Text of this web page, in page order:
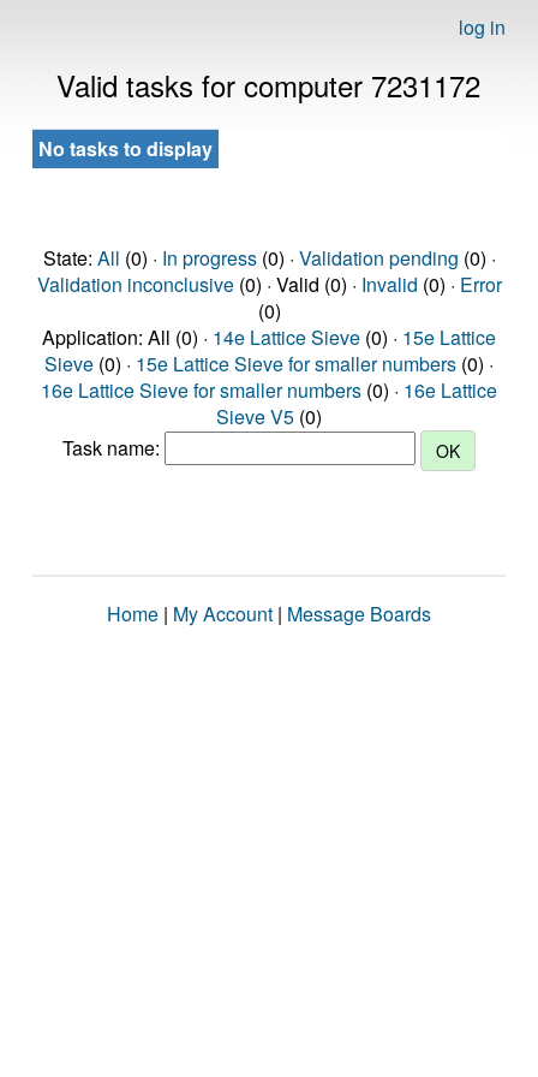
log in
Valid tasks for computer 7231172
No tasks to display
State: All (0) · In progress(0) · Validation pending (0) ·
Validation inconclusive(0) · Valid (0) · Invalid (0) · Error
(0)
Application: All (0) · 14e Lattice Sieve (0) · 15e Lattice
Sieve (0) · 15e Lattice Sieve for smaller numbers (0) ·
16e Lattice Sieve for smaller numbers (0) · 16e Lattice
Sieve V5 (0)
Task name:
Home | My Account | Message Boards